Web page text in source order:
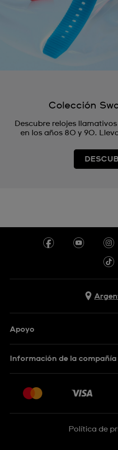
Colección
Descubre relojes
en los años 80 y 90.
Apoyo
Información de la compañía
Empleo
Sitemap
Política de